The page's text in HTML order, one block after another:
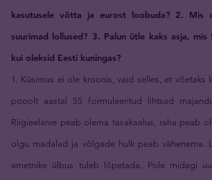
kasutusele võtta ja eurost loobuda? 2. Mis
suurimad lollused? 3. Palun ütle kaks asja, mis
kui oleksid Eesti kuningas?
1. Küsimus ei ole kroonis, vaid selles, et võetaks
pooolt aastal 55 formuleeritud lihtsad
Riigieelarve peab olema tasakaalus, raha peab
olgu madalad ja võlgade hulk peab vähenema.
ametnike ülbus tuleb lõpetada. Pole midagi